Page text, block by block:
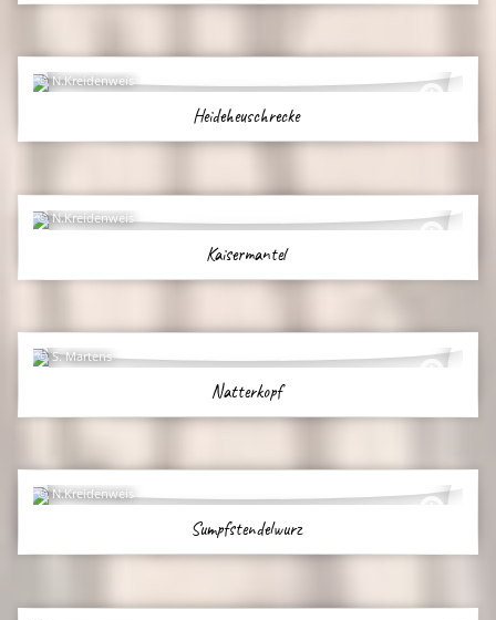
N.Kreidenweis
Heideheuschrecke
N.Kreidenweis
Kaisermantel
S. Martens
Natterkopf
N.Kreidenweis
Sumpfstendelwurz